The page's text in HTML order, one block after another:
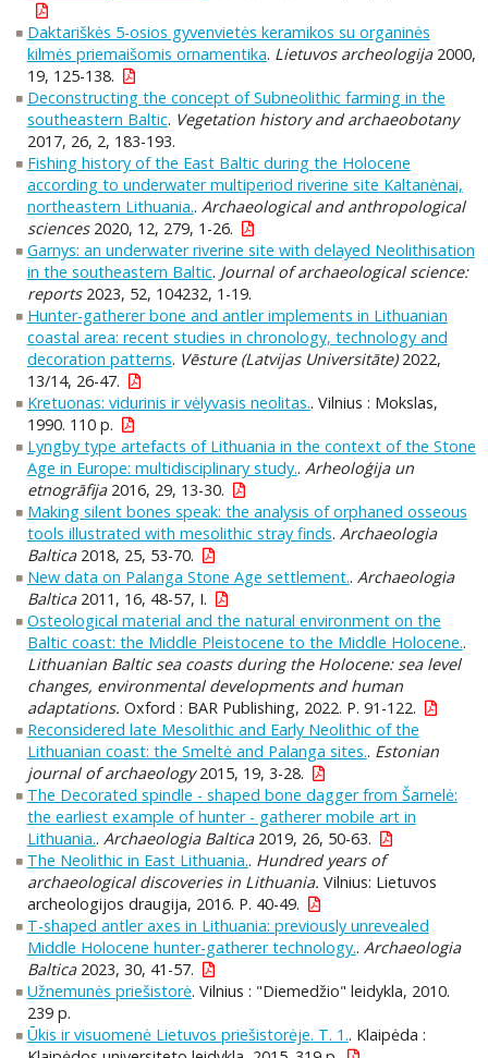
Daktariškės 5-osios gyvenvietės keramikos su organinės
kilmės priemaišomis ornamentika. Lietuvos archeologija2000,
19, 125-138.
Deconstructing the concept of Subneolithic farming in the
southeastern Baltic. Vegetation history and archaeobotany
2017, 26, 2, 183-193.
Fishing history of the East Baltic during the Holocene
according to underwater multiperiod riverine site Kaltanėnai,
northeastern Lithuania.. Archaeological and anthropological
sciences2020, 12, 279, 1-26.
Garnys: an underwater riverine site with delayed Neolithisation
in the southeastern Baltic. Journal of archaeological science:
reports2023, 52, 104232, 1-19.
Hunter-gatherer bone and antler implements in Lithuanian
coastal area: recent studies in chronology, technology and
decoration patterns. Vēsture (Latvijas Universitāte)2022,
13/14, 26-47.
Kretuonas: vidurinis ir vėlyvasis neolitas.. Vilnius : Mokslas,
1990. 110 p.
Lyngby type artefacts of Lithuania in the context of the Stone
Age in Europe: multidisciplinary study.. Arheoloģija un
etnogrāfija2016, 29, 13-30.
Making silent bones speak: the analysis of orphaned osseous
tools illustrated with mesolithic stray finds. Archaeologia
Baltica2018, 25, 53-70.
New data on Palanga Stone Age settlement.. Archaeologia
Baltica2011, 16, 48-57, I.
Osteological material and the natural environment on the
Baltic coast: the Middle Pleistocene to the Middle Holocene..
Lithuanian Baltic sea coasts during the Holocene: sea level
changes, environmental developments and human
adaptations. Oxford : BAR Publishing, 2022. P. 91-122.
Reconsidered late Mesolithic and Early Neolithic of the
Lithuanian coast: the Smeltė and Palanga sites.. Estonian
journal of archaeology2015, 19, 3-28.
The Decorated spindle - shaped bone dagger from Šarnelė:
the earliest example of hunter - gatherer mobile art in
Lithuania.. Archaeologia Baltica2019, 26, 50-63.
The Neolithic in East Lithuania.. Hundred years of
archaeological discoveries in Lithuania. Vilnius: Lietuvos
archeologijos draugija, 2016. P. 40-49.
T-shaped antler axes in Lithuania: previously unrevealed
Middle Holocene hunter-gatherer technology.. Archaeologia
Baltica2023, 30, 41-57.
Užnemunės priešistorė. Vilnius : "Diemedžio" leidykla, 2010.
239 p.
Ūkis ir visuomenė Lietuvos priešistorėje. T. 1.. Klaipėda :